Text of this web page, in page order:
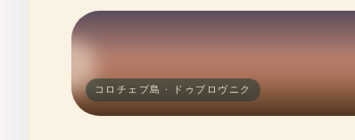
コロチェプ島 · ドゥブロヴニク